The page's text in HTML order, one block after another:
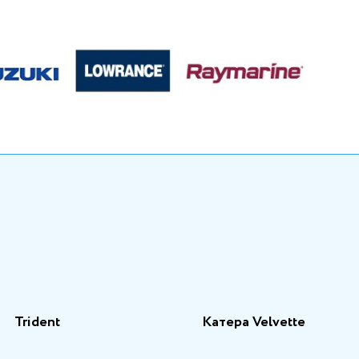
Trident Катера Velvette